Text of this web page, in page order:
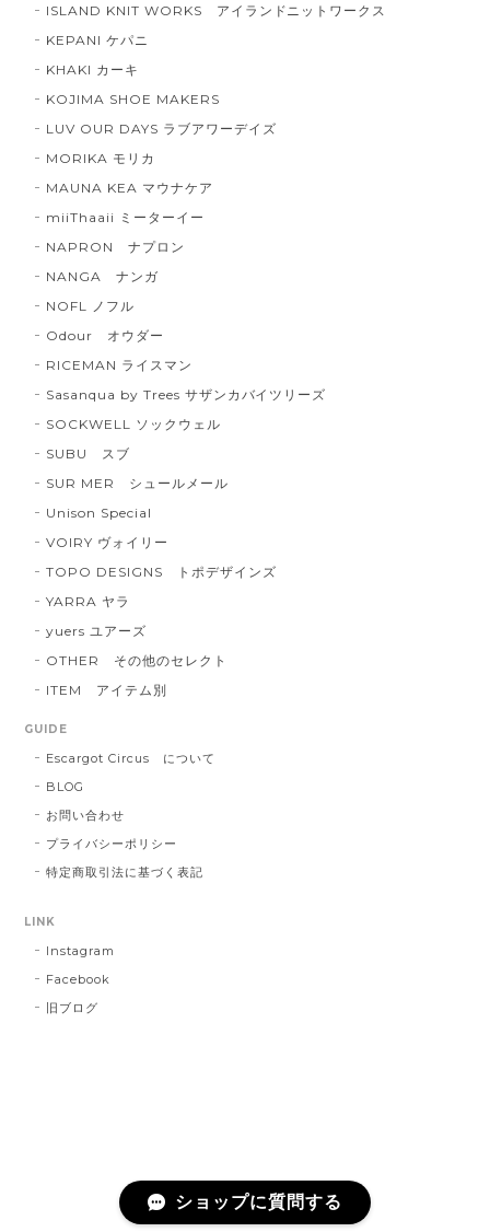
ISLAND KNIT WORKS アイランドニットワークス
KEPANI ケパニ
KHAKI カーキ
KOJIMA SHOE MAKERS
LUV OUR DAYS ラブアワーデイズ
MORIKA モリカ
MAUNA KEA マウナケア
miiThaaii ミーターイー
NAPRON ナプロン
NANGA ナンガ
NOFL ノフル
Odour オウダー
RICEMAN ライスマン
Sasanqua by Trees サザンカバイツリーズ
SOCKWELL ソックウェル
SUBU スブ
SUR MER シュールメール
Unison Special
VOIRY ヴォイリー
TOPO DESIGNS トポデザインズ
YARRA ヤラ
yuers ユアーズ
OTHER その他のセレクト
ITEM アイテム別
GUIDE
Escargot Circus について
BLOG
お問い合わせ
プライバシーポリシー
特定商取引法に基づく表記
LINK
Instagram
Facebook
旧ブログ
ショップに質問する